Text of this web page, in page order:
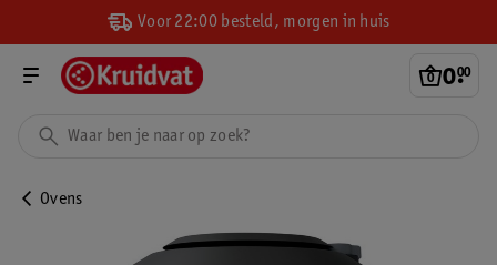
Voor 22:00 besteld, morgen in huis
0.
00
Ovens